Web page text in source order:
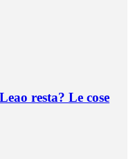
resta? Le cose